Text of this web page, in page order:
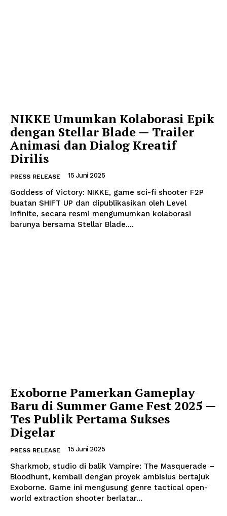
NIKKE Umumkan Kolaborasi Epik
dengan Stellar Blade — Trailer
Animasi dan Dialog Kreatif
Dirilis
PRESS RELEASE 15 Juni 2025
Goddess of Victory: NIKKE, game sci-fi shooter F2P
buatan SHIFT UP dan dipublikasikan oleh Level
Infinite, secara resmi mengumumkan kolaborasi
barunya bersama Stellar Blade....
Exoborne Pamerkan Gameplay
Baru di Summer Game Fest 2025 —
Tes Publik Pertama Sukses
Digelar
PRESS RELEASE 15 Juni 2025
Sharkmob, studio di balik Vampire: The Masquerade –
Bloodhunt, kembali dengan proyek ambisius bertajuk
Exoborne. Game ini mengusung genre tactical open-
world extraction shooter berlatar...